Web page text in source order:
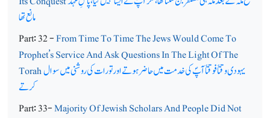
مانع تھا
Part: 32 -From Time To Time The Jews Would Come To
Prophet’s Service And Ask Questions In The Light Of The
Torahیہودی وقتاً فوقتاً آپؐ کی خدمت میں حاضر ہوتے اور تورات کی روشنی میں سوال
کرتے
Part: 33-Majority Of Jewish Scholars And People Did Not